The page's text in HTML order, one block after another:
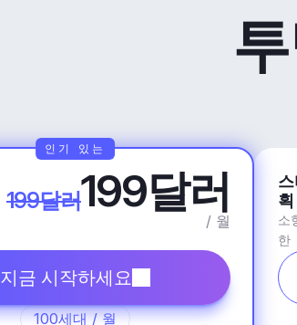
199달러199달러
/ 월
지금 시작하세요
100세대 / 월
인기 있는
획
소
한